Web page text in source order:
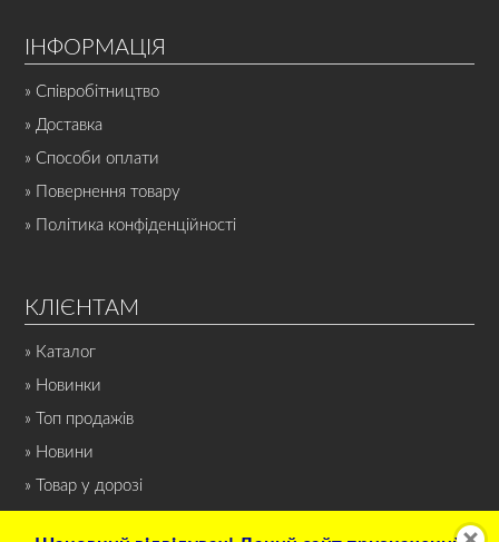
ІНФОРМАЦІЯ
» Співробітництво
» Доставка
» Способи оплати
» Повернення товару
» Політика конфіденційності
КЛІЄНТАМ
» Каталог
» Новинки
» Топ продажів
» Новини
» Товар у дорозі